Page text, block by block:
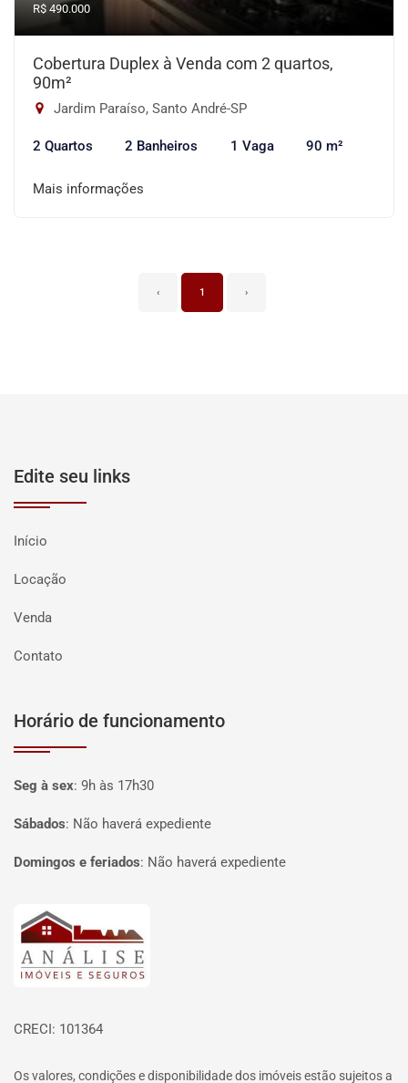
R$ 490.000
Cobertura Duplex à Venda com 2 quartos,
90m²
Jardim Paraíso, Santo André-SP
2 Quartos 2 Banheiros 1 Vaga 90 m²
Mais informações
‹ 1 ›
Edite seu links
Início
Locação
Venda
Contato
Horário de funcionamento
Seg à sex: 9h às 17h30
Sábados: Não haverá expediente
Domingos e feriados: Não haverá expediente
Página inicial
CRECI: 101364
Os valores, condições e disponibilidade dos imóveis estão sujeitos a